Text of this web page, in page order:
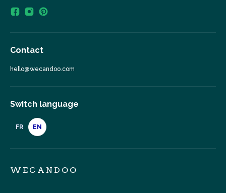
Contact
hello@wecandoo.com
Switch language
FR EN
WECANDOO